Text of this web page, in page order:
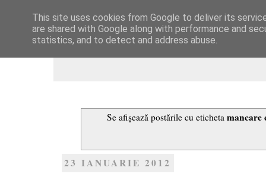
Dulcegarii culinare
Se afișează postările cu etichetamancare
23 IANUARIE 2012
This site uses cookies from Google to deliver its
are shared with Google along with performance and
statistics, and to detect and address abuse.